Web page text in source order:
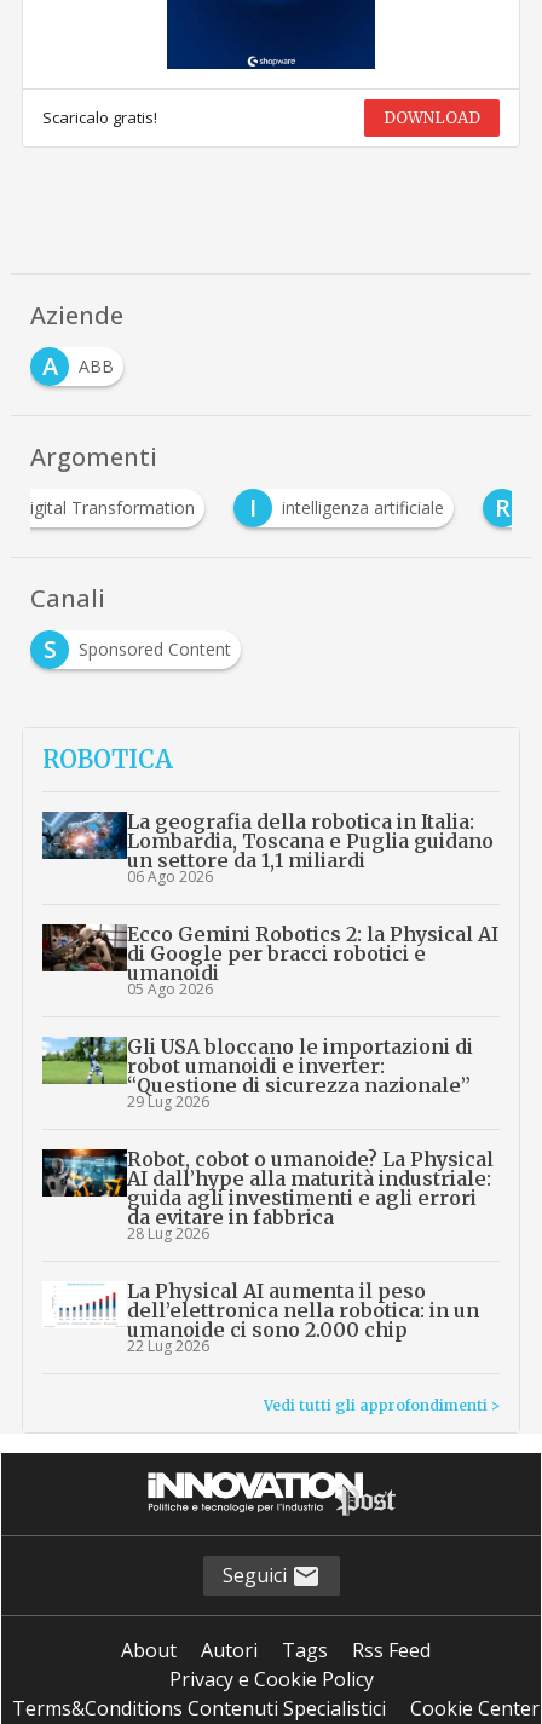
Scaricalo gratis! DOWNLOAD
Aziende
A
ABB
Argomenti
I intelligenza artificiale R Robotica
Canali
S
Sponsored Content
ROBOTICA
La geografia della robotica in Italia:
Lombardia, Toscana e Puglia guidano
un settore da 1,1 miliardi
06 Ago 2026
Ecco Gemini Robotics 2: la Physical AI
di Google per bracci robotici e
umanoidi
05 Ago 2026
Gli USA bloccano le importazioni di
robot umanoidi e inverter:
“Questione di sicurezza nazionale”
29 Lug 2026
Robot, cobot o umanoide? La Physical
AI dall’hype alla maturità industriale:
guida agli investimenti e agli errori
da evitare in fabbrica
28 Lug 2026
La Physical AI aumenta il peso
dell’elettronica nella robotica: in un
umanoide ci sono 2.000 chip
22 Lug 2026
Vedi tutti gli approfondimenti >
Seguici
About Autori Tags
Rss Feed
Privacy e Cookie Policy
Terms&Conditions Contenuti Specialistici
Cookie Center